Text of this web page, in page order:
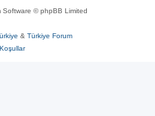
Software © phpBB Limited
& Türkiye Forum
Koşullar